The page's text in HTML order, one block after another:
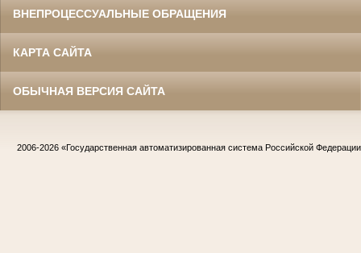
ВНЕПРОЦЕССУАЛЬНЫЕ ОБРАЩЕНИЯ
КАРТА САЙТА
ОБЫЧНАЯ ВЕРСИЯ САЙТА
2006-2026 «Государственная автоматизированная система Российской